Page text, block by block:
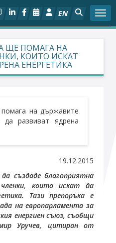
EN
ЩЕ ПОМАГА НА
КОИТО ИСКАТ
ЕНЕРГЕТИКА
19.12.2015
създаде благоприятна
които искат да
Тази препоръка е
на европарламента за
енергиен съюз, съобщи
Уручев, цитиран от